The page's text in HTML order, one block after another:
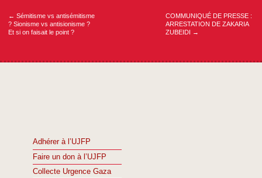
← Sémitisme vs antisémitisme
? Sionisme vs antisionisme ?
Et si on faisait le point ?
COMMUNIQUÉ DE PRESSE :
ARRESTATION DE ZAKARIA
ZUBEIDI →
Adhérer à l’UJFP
Faire un don à l’UJFP
Collecte Urgence Gaza